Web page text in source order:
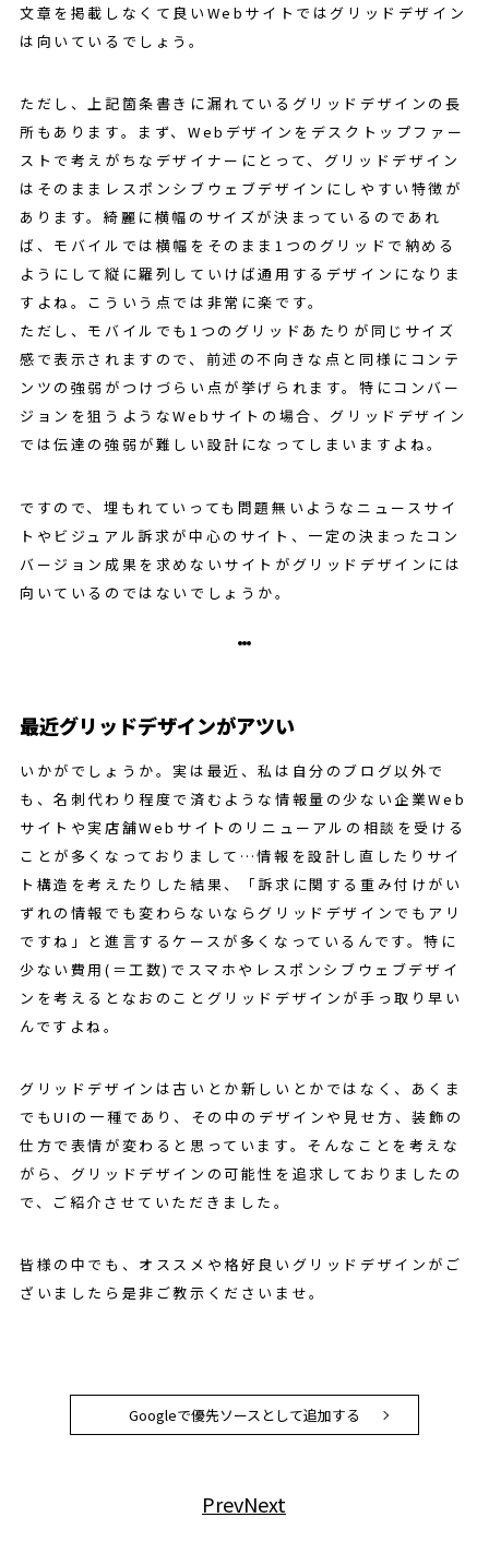
文章を掲載しなくて良いWebサイトではグリッドデザイン
は向いているでしょう。
ただし、上記箇条書きに漏れているグリッドデザインの長
所もあります。まず、Webデザインをデスクトップファー
ストで考えがちなデザイナーにとって、グリッドデザイン
はそのままレスポンシブウェブデザインにしやすい特徴が
あります。綺麗に横幅のサイズが決まっているのであれ
ば、モバイルでは横幅をそのまま1つのグリッドで納める
ようにして縦に羅列していけば通用するデザインになりま
すよね。こういう点では非常に楽です。
ただし、モバイルでも1つのグリッドあたりが同じサイズ
感で表示されますので、前述の不向きな点と同様にコンテ
ンツの強弱がつけづらい点が挙げられます。特にコンバー
ジョンを狙うようなWebサイトの場合、グリッドデザイン
では伝達の強弱が難しい設計になってしまいますよね。
ですので、埋もれていっても問題無いようなニュースサイ
トやビジュアル訴求が中心のサイト、一定の決まったコン
バージョン成果を求めないサイトがグリッドデザインには
向いているのではないでしょうか。
最近グリッドデザインがアツい
いかがでしょうか。実は最近、私は自分のブログ以外で
も、名刺代わり程度で済むような情報量の少ない企業Web
サイトや実店舗Webサイトのリニューアルの相談を受ける
ことが多くなっておりまして…情報を設計し直したりサイ
ト構造を考えたりした結果、「訴求に関する重み付けがい
ずれの情報でも変わらないならグリッドデザインでもアリ
ですね」と進言するケースが多くなっているんです。特に
少ない費用(＝工数)でスマホやレスポンシブウェブデザイ
ンを考えるとなおのことグリッドデザインが手っ取り早い
んですよね。
グリッドデザインは古いとか新しいとかではなく、あくま
でもUIの一種であり、その中のデザインや見せ方、装飾の
仕方で表情が変わると思っています。そんなことを考えな
がら、グリッドデザインの可能性を追求しておりましたの
で、ご紹介させていただきました。
皆様の中でも、オススメや格好良いグリッドデザインがご
ざいましたら是非ご教示くださいませ。
Googleで優先ソースとして追加する
PrevNext